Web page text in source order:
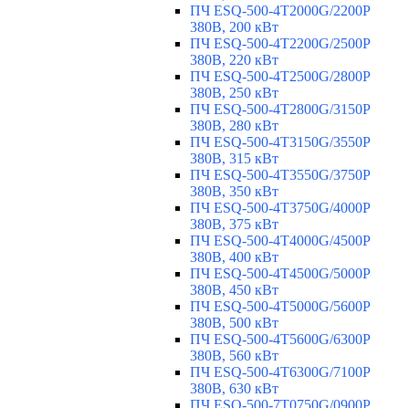
ПЧ ESQ-500-4T2000G/2200P
380В, 200 кВт
ПЧ ESQ-500-4T2200G/2500P
380В, 220 кВт
ПЧ ESQ-500-4T2500G/2800P
380В, 250 кВт
ПЧ ESQ-500-4T2800G/3150P
380В, 280 кВт
ПЧ ESQ-500-4T3150G/3550P
380В, 315 кВт
ПЧ ESQ-500-4T3550G/3750P
380В, 350 кВт
ПЧ ESQ-500-4T3750G/4000P
380В, 375 кВт
ПЧ ESQ-500-4T4000G/4500P
380В, 400 кВт
ПЧ ESQ-500-4T4500G/5000P
380В, 450 кВт
ПЧ ESQ-500-4T5000G/5600P
380В, 500 кВт
ПЧ ESQ-500-4T5600G/6300P
380В, 560 кВт
ПЧ ESQ-500-4T6300G/7100P
380В, 630 кВт